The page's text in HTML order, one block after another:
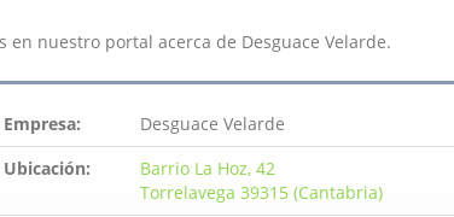
nuestro portal acerca de Desguace Velarde.
Empresa:
Desguace Velarde
Ubicación:
Barrio La Hoz, 42
Torrelavega 39315 (Cantabria)